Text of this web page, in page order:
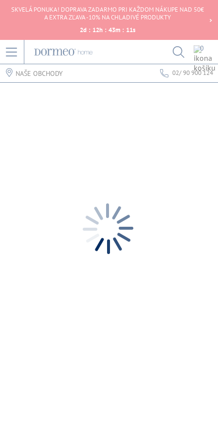
SKVELÁ PONUKA! DOPRAVA ZADARMO PRI KAŽDOM NÁKUPE NAD 50€
A EXTRA ZĽAVA -10% NA CHLADIVÉ PRODUKTY
2d : 12h : 43m : 11s
0
NAŠE OBCHODY 02/ 90 900 124